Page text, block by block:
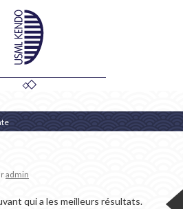
admin
qui a les meilleurs résultats.